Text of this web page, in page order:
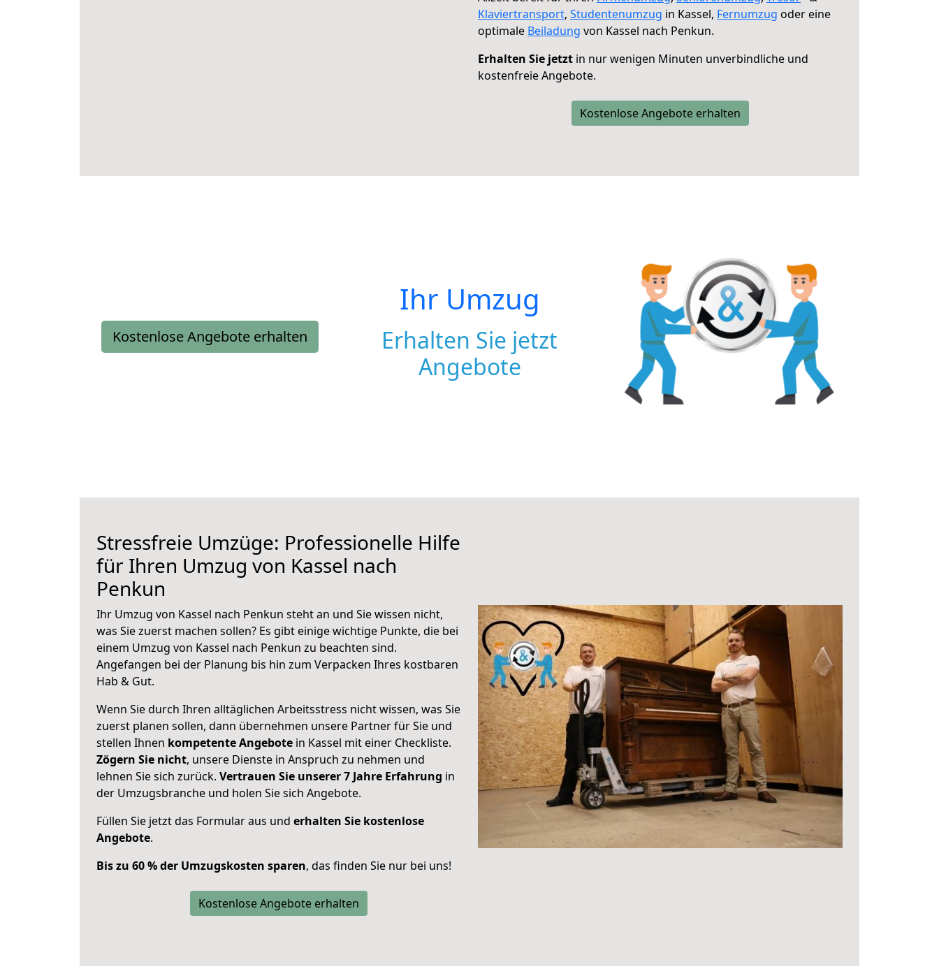
Klaviertransport, Studentenumzug in Kassel, Fernumzug oder eine
optimale Beiladung von Kassel nach Penkun.
Erhalten Sie jetzt in nur wenigen Minuten unverbindliche und
kostenfreie Angebote.
Kostenlose Angebote erhalten
Kostenlose Angebote erhalten
Ihr Umzug
Erhalten Sie jetzt
Angebote
Stressfreie Umzüge: Professionelle Hilfe
für Ihren Umzug von Kassel nach
Penkun
Ihr Umzug von Kassel nach Penkun steht an und Sie wissen nicht,
was Sie zuerst machen sollen? Es gibt einige wichtige Punkte, die bei
einem Umzug von Kassel nach Penkun zu beachten sind.
Angefangen bei der Planung bis hin zum Verpacken Ihres kostbaren
Hab & Gut.
Wenn Sie durch Ihren alltäglichen Arbeitsstress nicht wissen, was Sie
zuerst planen sollen, dann übernehmen unsere Partner für Sie und
stellen Ihnen kompetente Angebote in Kassel mit einer Checkliste.
Zögern Sie nicht, unsere Dienste in Anspruch zu nehmen und
lehnen Sie sich zurück. Vertrauen Sie unserer 7 Jahre Erfahrung in
der Umzugsbranche und holen Sie sich Angebote.
Füllen Sie jetzt das Formular aus und erhalten Sie kostenlose
Angebote.
Bis zu 60 % der Umzugskosten sparen, das finden Sie nur bei uns!
Kostenlose Angebote erhalten